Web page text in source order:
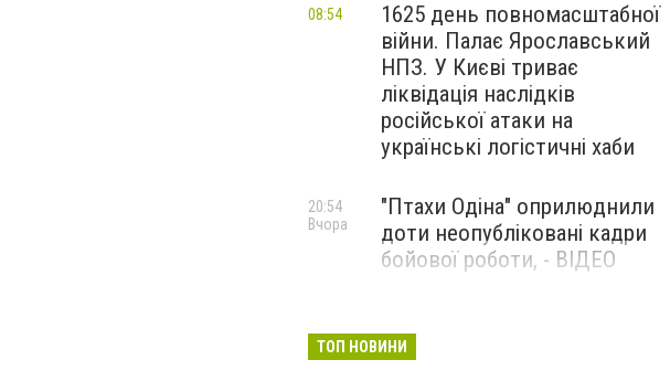
1625 день повномасштабної
війни. Палає Ярославський
НПЗ. У Києві триває
ліквідація наслідків
російської атаки на
українські логістичні хаби
08:54
"Птахи Одіна" оприлюднили
доти неопубліковані кадри
бойової роботи, - ВІДЕО
20:54
Вчора
Бєдняков зіграє тата
Вчора
ТОП НОВИНИ